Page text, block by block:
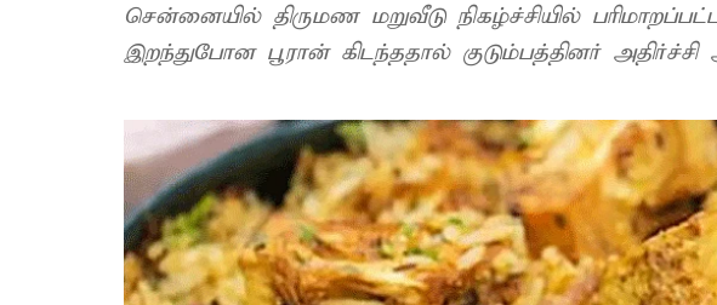
சென்னையில் திருமண மறுவீடு நிகழ்ச்சியில்
இறந்துபோன பூரான் கிடந்ததால் குடும்பத்தினர்